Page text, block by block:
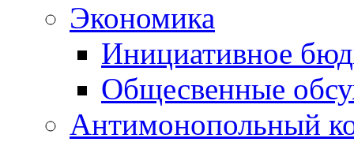
Экономика
Инициативное
Общесвенные
Антимонопольный